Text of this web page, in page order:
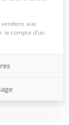
aux
le compte d'un